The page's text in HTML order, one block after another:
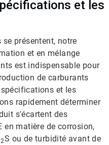
et les
présentent, notre
et en mélange
est indispensable pour
de carburants
et les
rapidement déterminer
s'écartent des
en matière de corrosion,
2S ou de turbidité avant de